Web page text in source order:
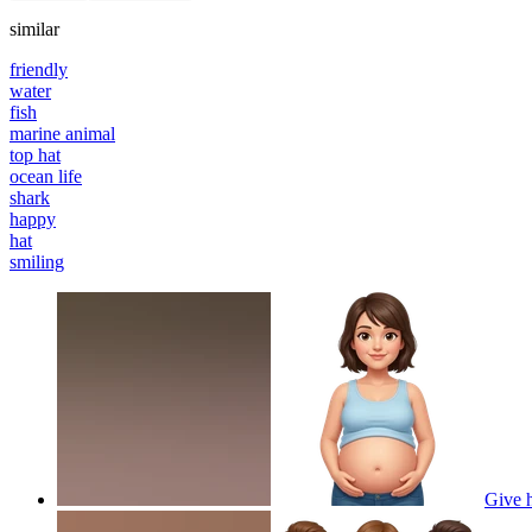
similar
friendly
water
fish
marine animal
top hat
ocean life
shark
happy
hat
smiling
Give